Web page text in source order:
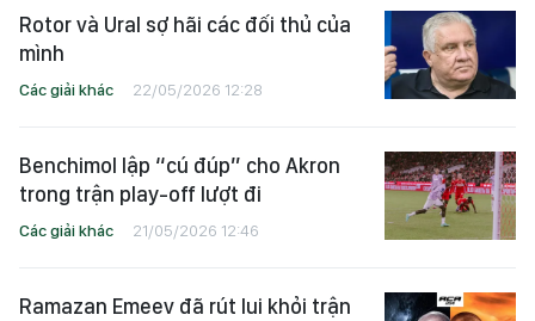
Rotor và Ural sợ hãi các đối thủ của
mình
Các giải khác 22/05/2026 12:28
Benchimol lập “cú đúp” cho Akron
trong trận play-off lượt đi
Các giải khác 21/05/2026 12:46
Ramazan Emeev đã rút lui khỏi trận